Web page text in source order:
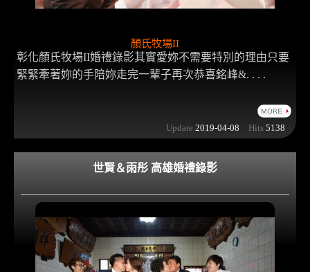
顏氏牧場II
彰化顏氏牧場II婚禮錄影其實愛妳不需要特別的理由只要
緊緊牽著妳的手陪妳走完一輩子再次恭喜銘峰&. . . .
Update 2019-04-08 Hits 5138
世賢＆雨彤 高雄婚禮錄影